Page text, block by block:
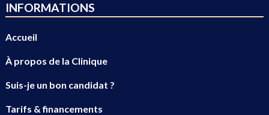
INFORMATIONS
Accueil
À propos de la Clinique
Suis-je un bon candidat ?
Tarifs & financements